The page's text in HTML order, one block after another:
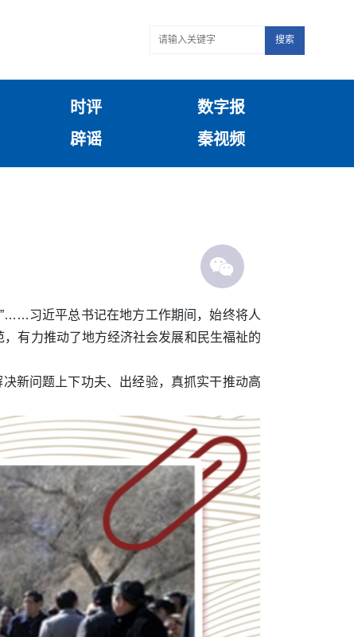
搜索
时评
数字报
辟谣 秦视频
习近平总书记在地方工作期间，始终将人
有力推动了地方经济社会发展和民生福祉的
新问题上下功夫、出经验，真抓实干推动高